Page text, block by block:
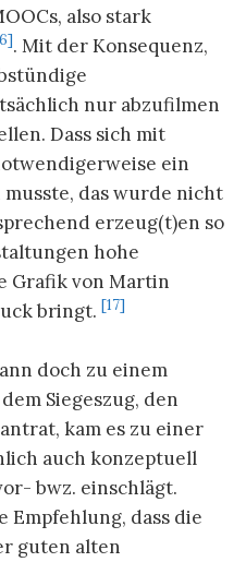
also stark
. Mit der Konsequenz,
nur abzufilmen
Dass sich mit
ein
das wurde nicht
erzeug(t)en so
hohe
Grafik von Martin
bringt. [17]
doch zu einem
Siegeszug, den
antrat, kam es zu einer
auch konzeptuell
bwz. einschlägt.
Empfehlung, dass die
guten alten